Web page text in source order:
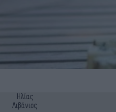
Ηλίας
Λιβάνιος